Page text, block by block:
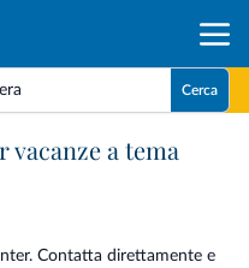
Cerca
a tema
Contatta direttamente e